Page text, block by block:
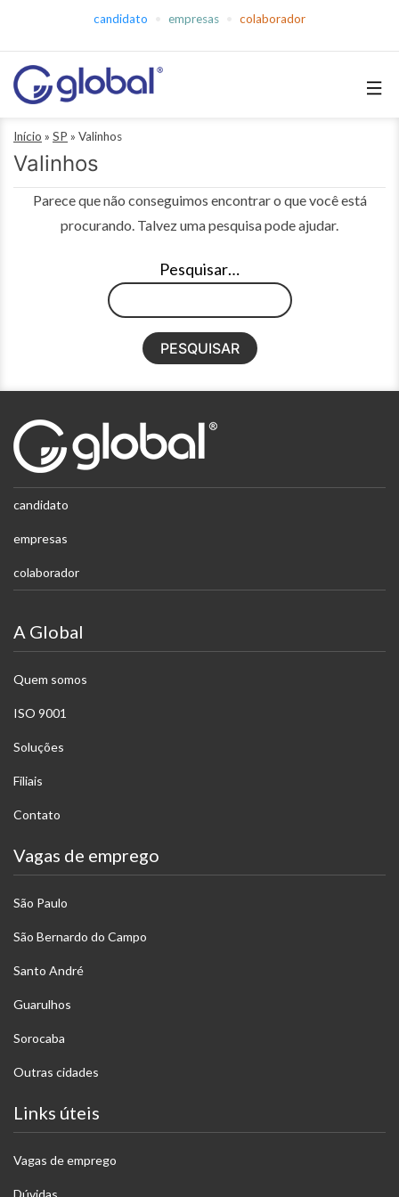
conteúdo
candidato empresas colaborador
Global
Empregos
Início » SP » Valinhos
Valinhos
Parece que não conseguimos encontrar o que você está
procurando. Talvez uma pesquisa pode ajudar.
Pesquisar…
candidato
empresas
colaborador
A Global
Quem somos
ISO 9001
Soluções
Filiais
Contato
Vagas de emprego
São Paulo
São Bernardo do Campo
Santo André
Guarulhos
Sorocaba
Outras cidades
Links úteis
Vagas de emprego
Dúvidas